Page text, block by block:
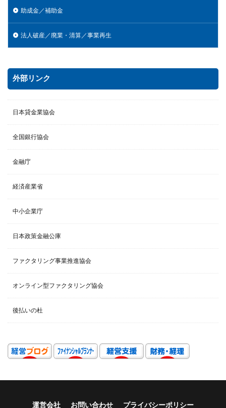
助成金／補助金
法人破産／廃業・清算／事業再生
外部リンク
日本貸金業協会
全国銀行協会
金融庁
経済産業省
中小企業庁
日本政策金融公庫
ファクタリング事業推進協会
オンライン型ファクタリング協会
後払いの杜
運営会社 お問い合わせ プライバシーポリシー